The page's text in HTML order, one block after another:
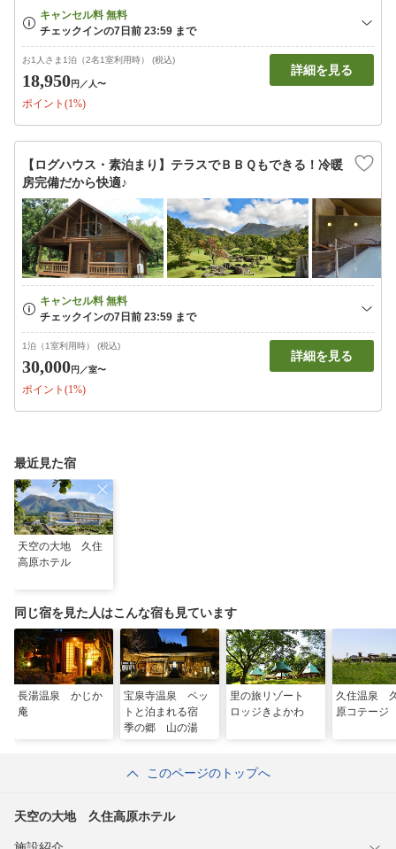
お1人さま1泊（2名1室利用時） (税込)
18,950円 ／人〜
ポイント(1%)
詳細を見る
【ログハウス・素泊まり】テラスでＢＢＱもできる！冷暖
房完備だから快適♪
1泊（1室利用時） (税込)
30,000円 ／室〜
ポイント(1%)
詳細を見る
最近見た宿
天空の大地 久住
高原ホテル
同じ宿を見た人はこんな宿も見ています
長湯温泉 かじか
庵
宝泉寺温泉 ペッ
トと泊まれる宿
季の郷 山の湯
里の旅リゾート
ロッジきよかわ
久住温泉
原コテージ
このページのトップへ
天空の大地 久住高原ホテル